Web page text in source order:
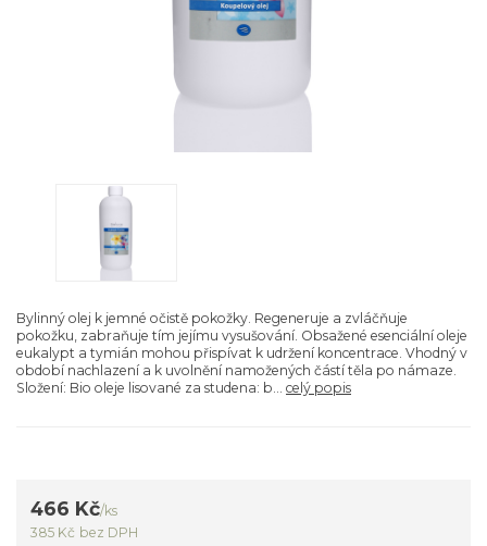
Bylinný olej k jemné očistě pokožky. Regeneruje a zvláčňuje
pokožku, zabraňuje tím jejímu vysušování. Obsažené esenciální oleje
eukalypt a tymián mohou přispívat k udržení koncentrace. Vhodný v
období nachlazení a k uvolnění namožených částí těla po námaze.
Složení: Bio oleje lisované za studena: b... celý popis
466 Kč/ks
385 Kč bez DPH